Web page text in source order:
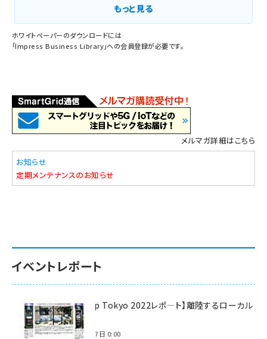
もっと見る
ホワイトペーパーのダウンロードには
「Impress Business Library」への会員登録が必要です。
メルマガ詳細はこちら
お知らせ
定期メンテナンスのお知らせ
イベントレポート
【Interop Tokyo 2022レポ—ト】離陸するローカル
5G！
2022年7月7日 0:00